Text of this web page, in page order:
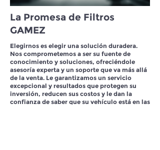
La Promesa de Filtros
GAMEZ
Elegirnos es elegir una solución duradera.
Nos comprometemos a ser su fuente de
conocimiento y soluciones, ofreciéndole
asesoría experta y un soporte que va más allá
de la venta. Le garantizamos un servicio
excepcional y resultados que protegen su
inversión, reducen sus costos y le dan la
confianza de saber que su vehículo está en las